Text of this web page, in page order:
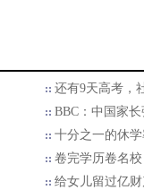
还有9天高考，
BBC：中国家
十分之一的休
卷完学历卷名
给女儿留过亿